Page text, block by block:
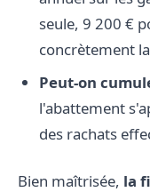
seule, 9 200 €
concrètement
Peut-on
l'abattement
des rachats
Bien maîtrisée, la